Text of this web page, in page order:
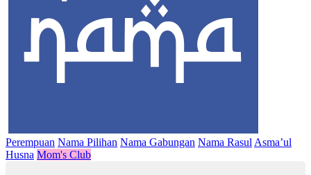
Perempuan Nama Pilihan Nama Gabungan Nama Rasul Asma’ul
Husna Mom's Club